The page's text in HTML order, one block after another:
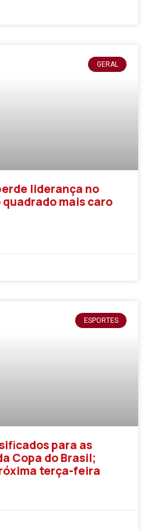
GERAL
liderança no
mais caro
ESPORTES
para as
Copa do Brasil;
terça-feira